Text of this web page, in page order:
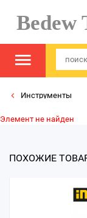
Bedew
Инструменты
Элемент не найден
ПОХОЖИЕ